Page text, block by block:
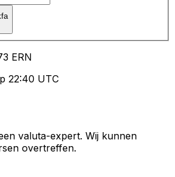
ERN
22:40 UTC
valuta-expert. Wij kunnen
overtreffen.